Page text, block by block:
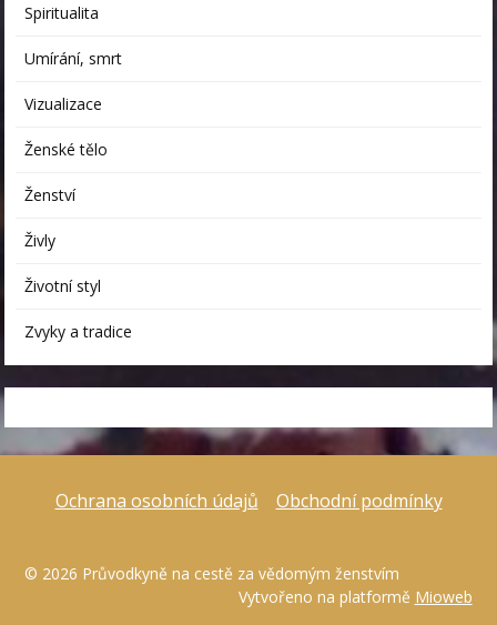
Spiritualita
Umírání, smrt
Vizualizace
Ženské tělo
Ženství
Živly
Životní styl
Zvyky a tradice
Ochrana osobních údajů Obchodní podmínky
© 2026 Průvodkyně na cestě za vědomým ženstvím
Vytvořeno na platformě Mioweb